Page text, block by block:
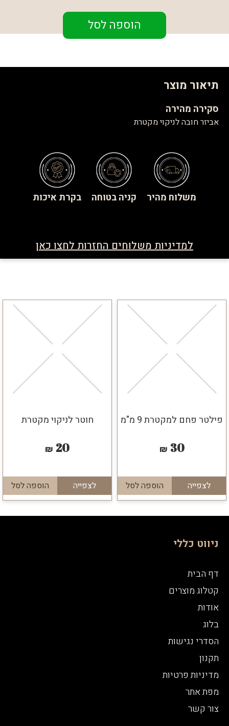
הוספה לסל
תיאור מוצר
סקירה מהירה
אביזר חובה לניקוי מקטרת
משלוח מהיר קניה בטוחה בקרת איכות
למדיניות משלוחים החזרות לחצו כאן
פילטר פחם למקטרת 9 מ"מ
30
₪
לצפייה הוספה לסל
חוטר לניקוי מקטרת
20
₪
לצפייה הוספה לסל
ניווט כללי
דף הבית
קטלוג מוצרים
אודות
בלוג
הסדרי נגישות
תקנון
מדיניות פרטיות
מפת אתר
צור קשר